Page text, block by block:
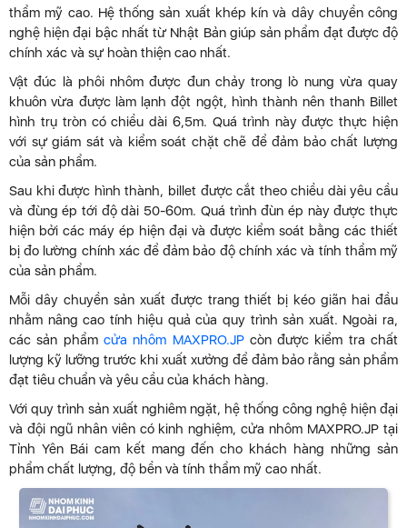
thẩm mỹ cao. Hệ thống sản xuất khép kín và dây chuyền công
nghệ hiện đại bậc nhất từ Nhật Bản giúp sản phẩm đạt được độ
chính xác và sự hoàn thiện cao nhất.
Vật đúc là phôi nhôm được đun chảy trong lò nung vừa quay
khuôn vừa được làm lạnh đột ngột, hình thành nên thanh Billet
hình trụ tròn có chiều dài 6,5m. Quá trình này được thực hiện
với sự giám sát và kiểm soát chặt chẽ để đảm bảo chất lượng
của sản phẩm.
Sau khi được hình thành, billet được cắt theo chiều dài yêu cầu
và đùng ép tới độ dài 50-60m. Quá trình đùn ép này được thực
hiện bởi các máy ép hiện đại và được kiểm soát bằng các thiết
bị đo lường chính xác để đảm bảo độ chính xác và tính thẩm mỹ
của sản phẩm.
Mỗi dây chuyền sản xuất được trang thiết bị kéo giãn hai đầu
nhằm nâng cao tính hiệu quả của quy trình sản xuất. Ngoài ra,
các sản phẩm cửa nhôm MAXPRO.JPcòn được kiểm tra chất
lượng kỹ lưỡng trước khi xuất xưởng để đảm bảo rằng sản phẩm
đạt tiêu chuẩn và yêu cầu của khách hàng.
Với quy trình sản xuất nghiêm ngặt, hệ thống công nghệ hiện đại
và đội ngũ nhân viên có kinh nghiệm, cửa nhôm MAXPRO.JP tại
Tỉnh Yên Bái cam kết mang đến cho khách hàng những sản
phẩm chất lượng, độ bền và tính thẩm mỹ cao nhất.